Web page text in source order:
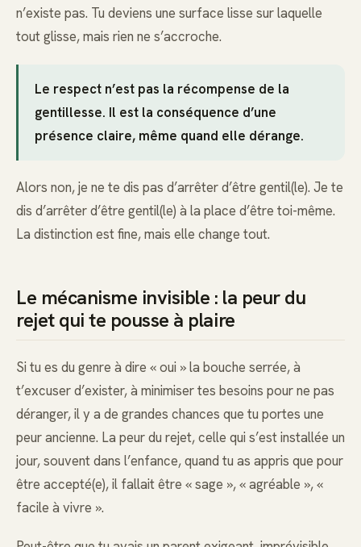
n’existe pas. Tu deviens une surface lisse sur laquelle
tout glisse, mais rien ne s’accroche.
Le respect n’est pas la récompense de la
gentillesse. Il est la conséquence d’une
présence claire, même quand elle dérange.
Alors non, je ne te dis pas d’arrêter d’être gentil(le). Je te
dis d’arrêter d’être gentil(le) à la place d’être toi-même.
La distinction est fine, mais elle change tout.
Le mécanisme invisible : la peur du
rejet qui te pousse à plaire
Si tu es du genre à dire « oui » la bouche serrée, à
t’excuser d’exister, à minimiser tes besoins pour ne pas
déranger, il y a de grandes chances que tu portes une
peur ancienne. La peur du rejet, celle qui s’est installée un
jour, souvent dans l’enfance, quand tu as appris que pour
être accepté(e), il fallait être « sage », « agréable », «
facile à vivre ».